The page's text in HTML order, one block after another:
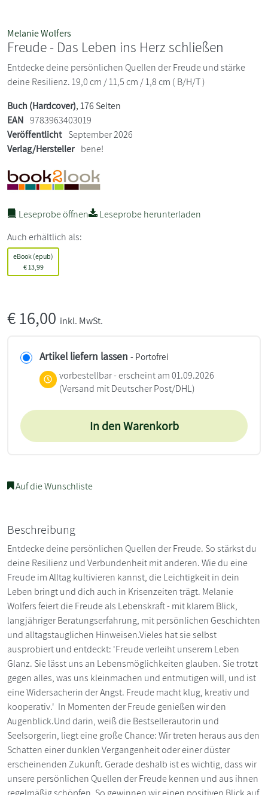
Melanie Wolfers
Freude - Das Leben ins Herz schließen
Entdecke deine persönlichen Quellen der Freude und stärke
deine Resilienz. 19,0 cm / 11,5 cm / 1,8 cm ( B/H/T )
Buch (Hardcover), 176 Seiten
EAN 9783963403019
Veröffentlicht September 2026
Verlag/Hersteller bene!
Leseprobe öffnen
Leseprobe herunterladen
Auch erhältlich als:
eBook (epub)
€13,99
€16,00 inkl. MwSt.
Artikel liefern lassen - Portofrei
vorbestellbar - erscheint am 01.09.2026
(Versand mit Deutscher Post/DHL)
In den Warenkorb
Auf die Wunschliste
Beschreibung
Entdecke deine persönlichen Quellen der Freude. So stärkst du
deine Resilienz und Verbundenheit mit anderen. Wie du eine
Freude im Alltag kultivieren kannst, die Leichtigkeit in dein
Leben bringt und dich auch in Krisenzeiten trägt. Melanie
Wolfers feiert die Freude als Lebenskraft - mit klarem Blick,
langjähriger Beratungserfahrung, mit persönlichen Geschichten
und alltagstauglichen Hinweisen.Vieles hat sie selbst
ausprobiert und entdeckt: 'Freude verleiht unserem Leben
Glanz. Sie lässt uns an Lebensmöglichkeiten glauben. Sie trotzt
gegen alles, was uns kleinmachen und entmutigen will, und ist
eine Widersacherin der Angst. Freude macht klug, kreativ und
kooperativ.' In Momenten der Freude genießen wir den
Augenblick.Und darin, weiß die Bestsellerautorin und
Seelsorgerin, liegt eine große Chance: Wir treten heraus aus den
Schatten einer dunklen Vergangenheit oder einer düster
erscheinenden Zukunft. Gerade deshalb ist es wichtig, dass wir
unsere persönlichen Quellen der Freude kennen und aus ihnen